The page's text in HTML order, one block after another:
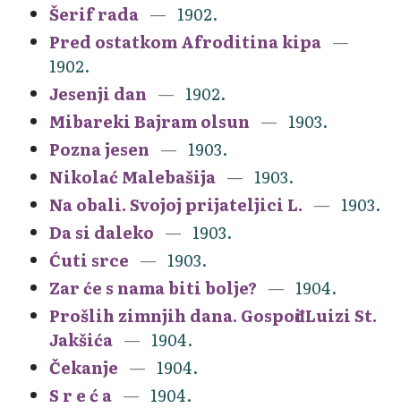
Šerif rada
1902.
Pred ostatkom Afroditina kipa
1902.
Jesenji dan
1902.
Mibareki Bajram olsun
1903.
Pozna jesen
1903.
Nikolać Malebašija
1903.
Na obali. Svojoj prijateljici L.
1903.
Da si daleko
1903.
Ćuti srce
1903.
Zar će s nama biti bolje?
1904.
Prošlih zimnjih dana. Gospođi Luizi St.
Jakšića
1904.
Čekanje
1904.
S r e ć a
1904.